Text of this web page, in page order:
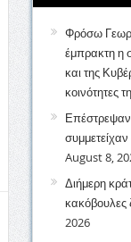
Φρόσω
έμπρακτη η
και της
κοινότητες
August 8,
Διήμερη
κακόβουλες
2026